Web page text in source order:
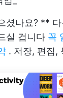
셨나요? **
실 겁니다 꼭
. 저장, 편집,